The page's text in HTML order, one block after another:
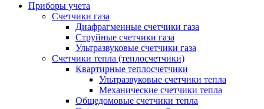
Приборы учета
Счетчики газа
Диафрагменные счетчики газа
Струйные счетчики газа
Ультразвуковые счетчики газа
Счетчики тепла (теплосчетчики)
Квартирные теплосчетчики
Ультразвуковые счетчики тепла
Механические счетчики тепла
Общедомовые счетчики тепла